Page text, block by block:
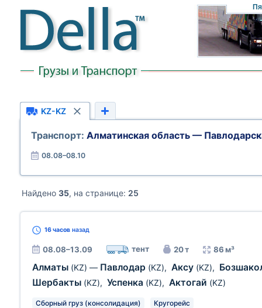
KZ-KZ
Транспорт: Алматинская область —
08.08–08.10
Найдено 35, на странице: 25
16 часов назад
08.08–13.09 тент 20 т 86 м³
Алматы (KZ) — Павлодар (KZ), Аксу (KZ),
Шербакты (KZ), Успенка (KZ), Актогай (KZ)
Сборный груз (консолидация) Кругорейс